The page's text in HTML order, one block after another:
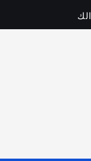
رباء